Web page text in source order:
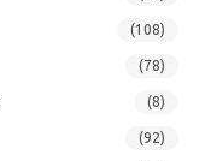
(108)
(78)
(8)
(92)